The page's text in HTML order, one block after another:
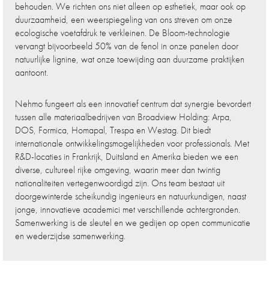
behouden. We richten ons niet alleen op esthetiek, maar ook op
duurzaamheid, een weerspiegeling van ons streven om onze
ecologische voetafdruk te verkleinen. De Bloom-technologie
vervangt bijvoorbeeld 50% van de fenol in onze panelen door
natuurlijke lignine, wat onze toewijding aan duurzame praktijken
aantoont.
Nehmo fungeert als een innovatief centrum dat synergie bevordert
tussen alle materiaalbedrijven van Broadview Holding: Arpa,
DOS, Formica, Homapal, Trespa en Westag. Dit biedt
internationale ontwikkelingsmogelijkheden voor professionals. Met
R&D-locaties in Frankrijk, Duitsland en Amerika bieden we een
diverse, cultureel rijke omgeving, waarin meer dan twintig
nationaliteiten vertegenwoordigd zijn. Ons team bestaat uit
doorgewinterde scheikundig ingenieurs en natuurkundigen, naast
jonge, innovatieve academici met verschillende achtergronden.
Samenwerking is de sleutel en we gedijen op open communicatie
en wederzijdse samenwerking.